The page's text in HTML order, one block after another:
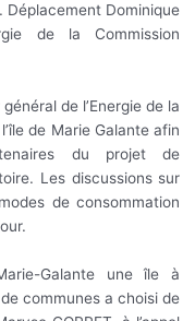
Déplacement Dominique
de la Commission
de l’Energie de la
de Marie Galante afin
du projet de
Les discussions sur
de consommation
Galante une île à
communes a choisi de